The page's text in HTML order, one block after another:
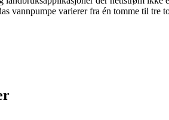
vannpumpe varierer fra én tomme til